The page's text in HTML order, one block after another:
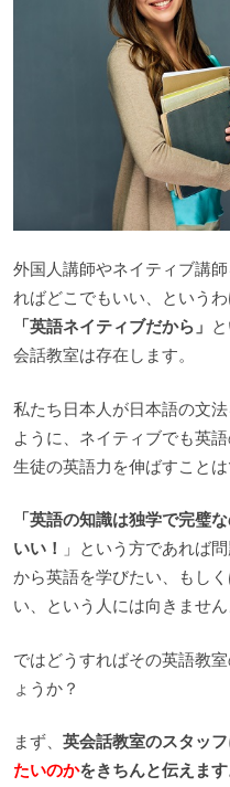
外国人講師やネイティブ講
ればどこでもいい、という
「英語ネイティブだから」
会話教室は存在します。
私たち日本人が日本語の文
ように、ネイティブでも英
生徒の英語力を伸ばすことは
「英語の知識は独学で完璧
いい！ 」という方であれば
から英語を学びたい、もし
い、という人には向きません
ではどうすればその英語教
ょうか？
まず、 英会話教室のスタッ
たいのかをきちんと伝えます